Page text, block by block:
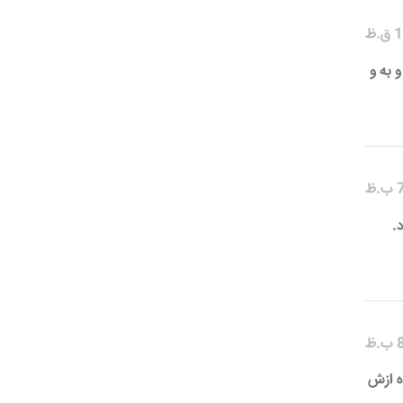
به و
ازش